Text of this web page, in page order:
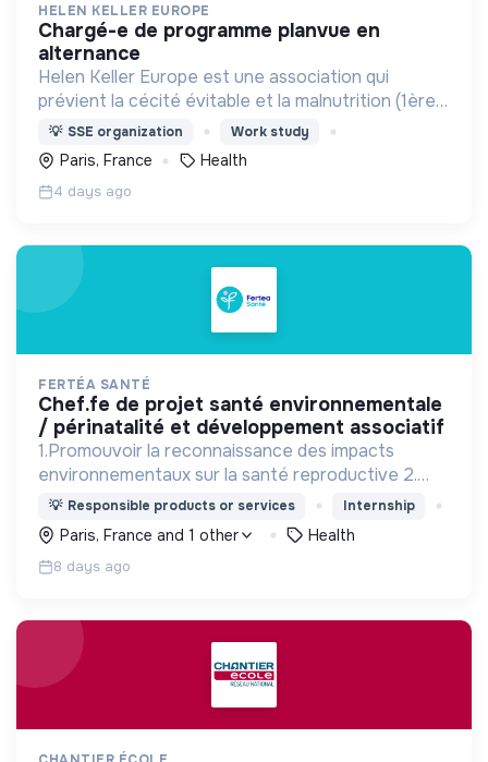
HELEN KELLER EUROPE
chargé-e de programme planvue en
alternance
Helen Keller Europe est une association qui
prévient la cécité évitable et la malnutrition (1ère
cause de cécité chez les enfants de moins de 5
ans) en Afrique, en Asie et en France.
💡 SSE organization Work study
Paris, France Health
4 days ago
FERTÉA SANTÉ
chef.fe de projet santé environnementale
/ périnatalité et développement associatif
1.Promouvoir la reconnaissance des impacts
environnementaux sur la santé reproductive 2.
Sensibiliser et prévenir. 3.Mobiliser : Agir ensemble
face aux défis sanitaires et écologiques.
💡 Responsible products or services Internship
Paris, France and 1 other Health
8 days ago